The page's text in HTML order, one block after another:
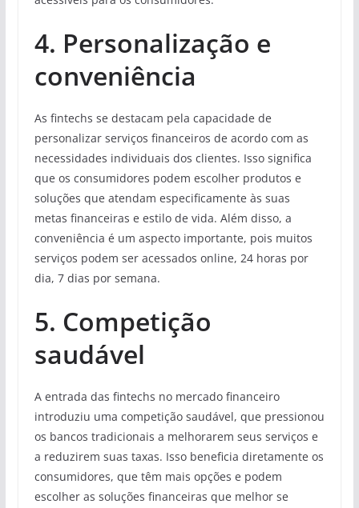
4. Personalização e
conveniência
As fintechs se destacam pela capacidade de
personalizar serviços financeiros de acordo com as
necessidades individuais dos clientes. Isso significa
que os consumidores podem escolher produtos e
soluções que atendam especificamente às suas
metas financeiras e estilo de vida. Além disso, a
conveniência é um aspecto importante, pois muitos
serviços podem ser acessados online, 24 horas por
dia, 7 dias por semana.
5. Competição
saudável
A entrada das fintechs no mercado financeiro
introduziu uma competição saudável, que pressionou
os bancos tradicionais a melhorarem seus serviços e
a reduzirem suas taxas. Isso beneficia diretamente os
consumidores, que têm mais opções e podem
escolher as soluções financeiras que melhor se